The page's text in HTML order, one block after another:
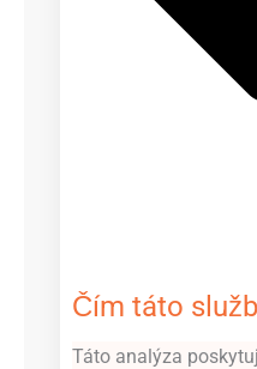
Čím táto
Táto analýza